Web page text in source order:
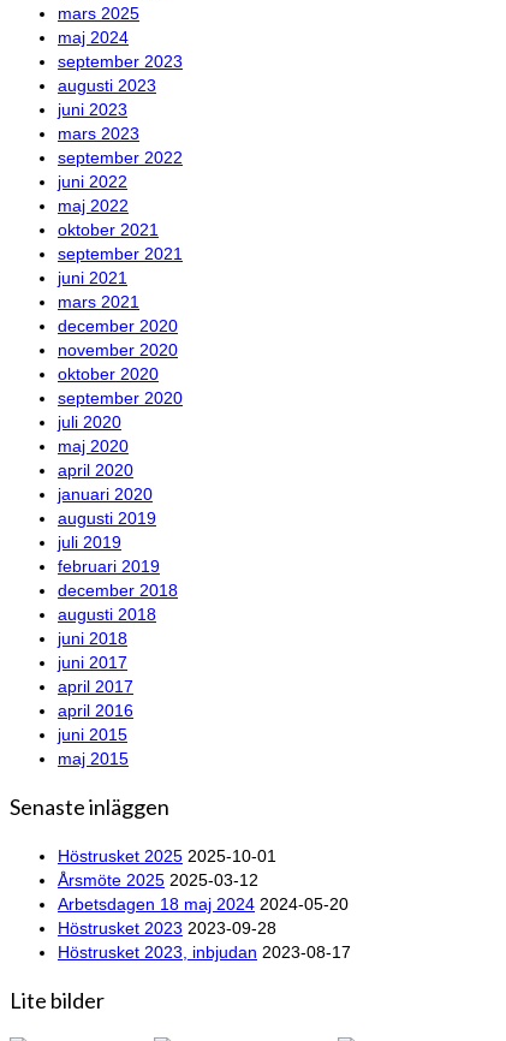
mars 2025
maj 2024
september 2023
augusti 2023
juni 2023
mars 2023
september 2022
juni 2022
maj 2022
oktober 2021
september 2021
juni 2021
mars 2021
december 2020
november 2020
oktober 2020
september 2020
juli 2020
maj 2020
april 2020
januari 2020
augusti 2019
juli 2019
februari 2019
december 2018
augusti 2018
juni 2018
juni 2017
april 2017
april 2016
juni 2015
maj 2015
Senaste inläggen
Höstrusket 2025 2025-10-01
Årsmöte 2025 2025-03-12
Arbetsdagen 18 maj 2024 2024-05-20
Höstrusket 2023 2023-09-28
Höstrusket 2023, inbjudan 2023-08-17
Lite bilder